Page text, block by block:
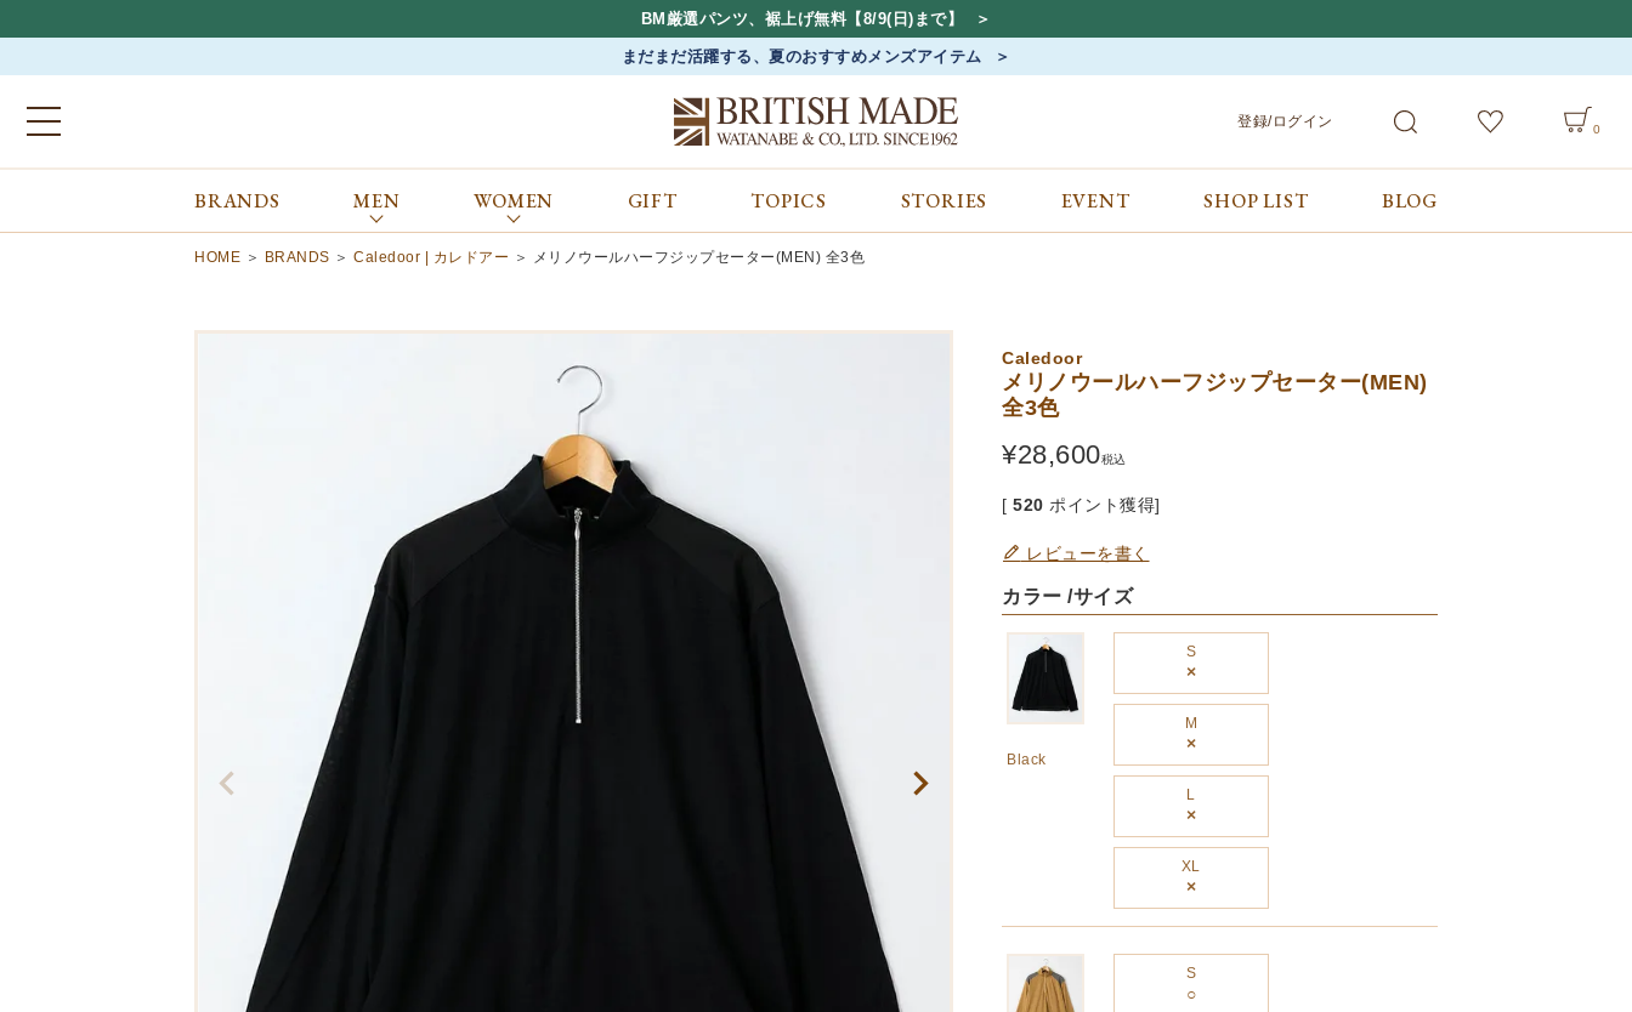
BM厳選パンツ、裾上げ無料【8/9(日)まで】
まだまだ活躍する、夏のおすすめメンズアイテム
ブランドから探す
SUNSPEL
The Edinburgh
Natural Skincare
Zatchels
カテゴリから探す
ベルト・革小物
マフラー&ストール
アウター
コンテンツをみる
CONCEPT
SHOP LIST
会員サービス
ご利用ガイド/お問合せ
登録/ログイン
ALL MEN WOMEN 検索
0
BRANDS MEN WOMEN GIFT TOPICS STORIES EVENT SHOP LIST BLOG
HOME BRANDS Caledoor | カレドアー メリノウールハーフジップセーター(MEN) 全3色
Caledoor
メリノウールハーフジップセーター(MEN)
全3色
¥28,600税込
[ 520 ポイント獲得]
レビューを書く
カラー サイズ
Black
S
×
M
×
L
×
XL
×
S